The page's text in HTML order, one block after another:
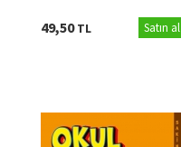
49,50TL Satın al